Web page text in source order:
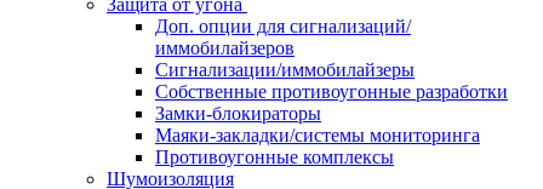
Защита от угона
Доп. опции для сигнализаций/
иммобилайзеров
Сигнализации/иммобилайзеры
Собственные противоугонные разработки
Замки-блокираторы
Маяки-закладки/системы мониторинга
Противоугонные комплексы
Шумоизоляция